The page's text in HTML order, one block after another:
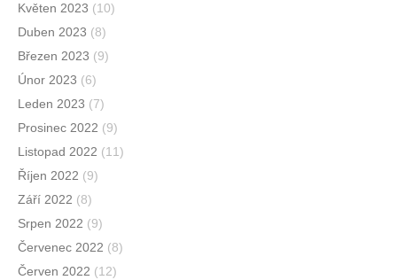
Květen 2023 (10)
Duben 2023 (8)
Březen 2023 (9)
Únor 2023 (6)
Leden 2023 (7)
Prosinec 2022 (9)
Listopad 2022 (11)
Říjen 2022 (9)
Září 2022 (8)
Srpen 2022 (9)
Červenec 2022 (8)
Červen 2022 (12)